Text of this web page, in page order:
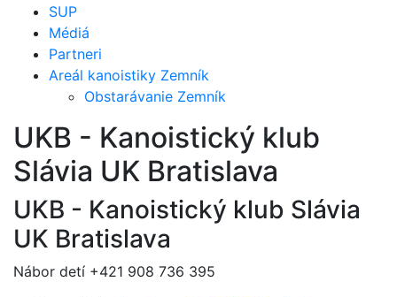
SUP
Médiá
Partneri
Areál kanoistiky Zemník
Obstarávanie Zemník
UKB - Kanoistický klub
Slávia UK Bratislava
UKB - Kanoistický klub Slávia
UK Bratislava
Nábor detí +421 908 736 395